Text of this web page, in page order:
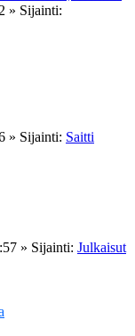
» Sijainti:
» Sijainti: Saitti
» Sijainti: Julkaisut